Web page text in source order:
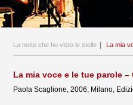
La notte che ho visto le stelle La mia
La mia voce e le tue parole
Paola Scaglione, 2006, Milano,